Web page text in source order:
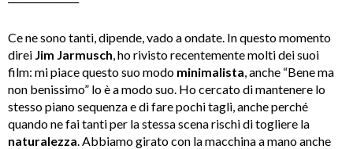
Ce ne sono tanti, dipende, vado a ondate. In questo momento
direi Jim Jarmusch , ho rivisto recentemente molti dei suoi
film: mi piace questo suo modo minimalista , anche “Bene ma
non benissimo” lo è a modo suo. Ho cercato di mantenere lo
stesso piano sequenza e di fare pochi tagli, anche perché
quando ne fai tanti per la stessa scena rischi di togliere la
naturalezza . Abbiamo girato con la macchina a mano anche